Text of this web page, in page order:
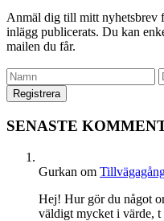
Anmäl dig till mitt nyhetsbrev
inlägg publicerats. Du kan
mailen du får.
SENASTE
Gurkan om
Hej! Hur gör du något
väldigt mycket i värde,